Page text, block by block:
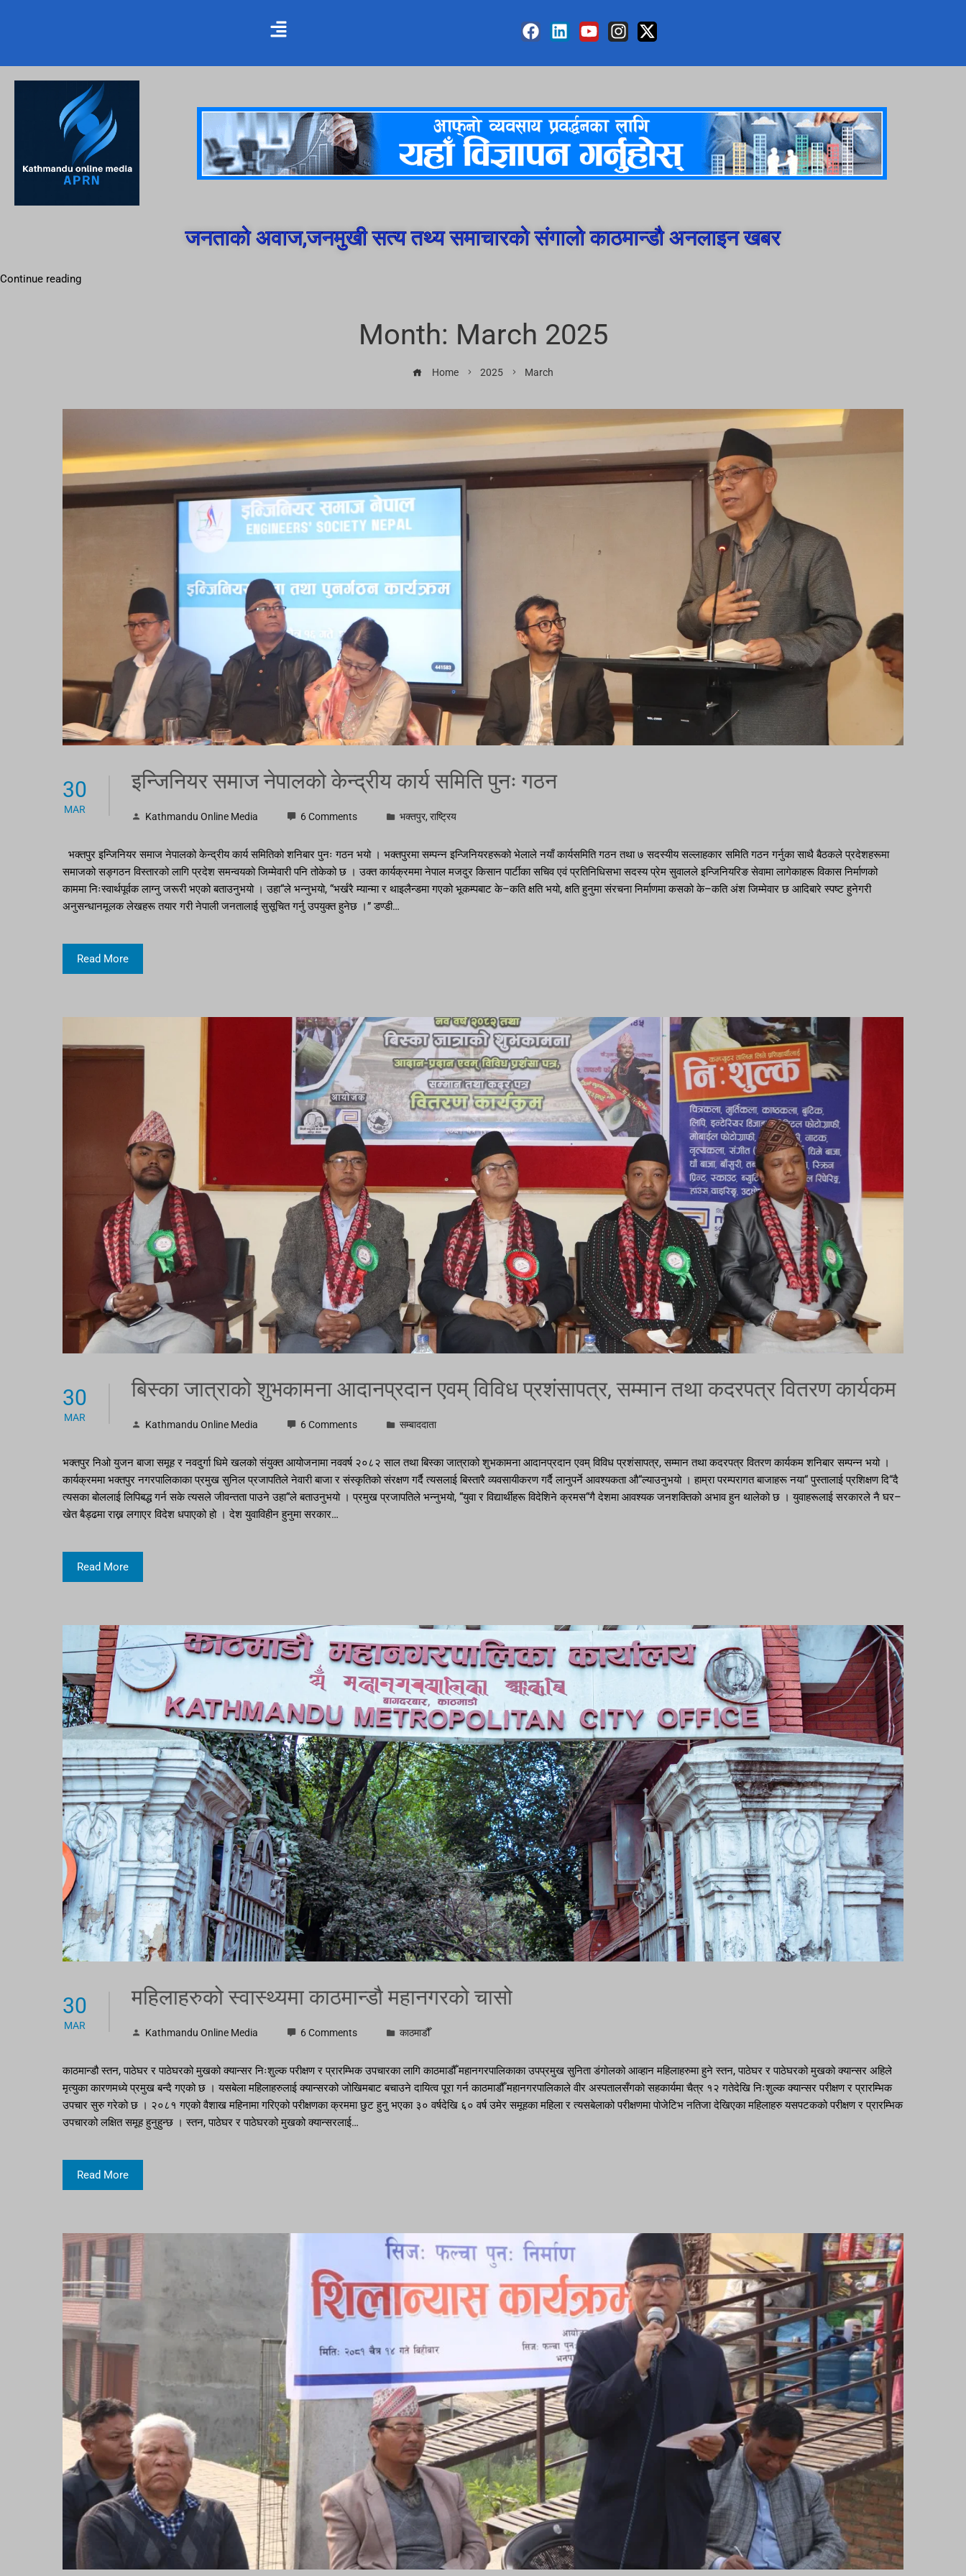
जनताको अवाज,जनमुखी सत्य तथ्य समाचारको संगालो काठमान्डौ अनलाइन खबर
Continue reading
Month: March 2025
Home 2025 March
30
MAR
इन्जिनियर समाज नेपालको केन्द्रीय कार्य समिति पुनः गठन
Kathmandu Online Media 6 Comments भक्तपुर, राष्ट्रिय
भक्तपुर इन्जिनियर समाज नेपालको केन्द्रीय कार्य समितिको शनिबार पुनः गठन भयो । भक्तपुरमा सम्पन्न इन्जिनियरहरूको भेलाले नयाँ कार्यसमिति गठन तथा ७ सदस्यीय सल्लाहकार समिति गठन गर्नुका साथै बैठकले प्रदेशहरूमा
समाजको सङ्गठन विस्तारको लागि प्रदेश समन्वयको जिम्मेवारी पनि तोकेको छ । उक्त कार्यक्रममा नेपाल मजदुर किसान पार्टीका सचिव एवं प्रतिनिधिसभा सदस्य प्रेम सुवालले इन्जिनियरिङ सेवामा लागेकाहरू विकास निर्माणको
काममा निःस्वार्थपूर्वक लाग्नु जरूरी भएको बताउनुभयो । उहा“ले भन्नुभयो, “भर्खरै म्यान्मा र थाइलैन्डमा गएको भूकम्पबाट के–कति क्षति भयो, क्षति हुनुमा संरचना निर्माणमा कसको के–कति अंश जिम्मेवार छ आदिबारे स्पष्ट हुनेगरी
अनुसन्धानमूलक लेखहरू तयार गरी नेपाली जनतालाई सुसूचित गर्नु उपयुक्त हुनेछ ।” डण्डी…
Read More
30
MAR
बिस्का जात्राको शुभकामना आदानप्रदान एवम् विविध प्रशंसापत्र, सम्मान तथा कदरपत्र वितरण कार्यकम
Kathmandu Online Media 6 Comments सम्बाददाता
भक्तपुर निओ युजन बाजा समूह र नवदुर्गा धिमे खलको संयुक्त आयोजनामा नववर्ष २०८२ साल तथा बिस्का जात्राको शुभकामना आदानप्रदान एवम् विविध प्रशंसापत्र, सम्मान तथा कदरपत्र वितरण कार्यकम शनिबार सम्पन्न भयो ।
कार्यक्रममा भक्तपुर नगरपालिकाका प्रमुख सुनिल प्रजापतिले नेवारी बाजा र संस्कृतिको संरक्षण गर्दै त्यसलाई बिस्तारै व्यवसायीकरण गर्दै लानुपर्ने आवश्यकता औ“ल्याउनुभयो । हाम्रा परम्परागत बाजाहरू नया“ पुस्तालाई प्रशिक्षण दि“दै
त्यसका बोललाई लिपिबद्ध गर्न सके त्यसले जीवन्तता पाउने उहा“ले बताउनुभयो । प्रमुख प्रजापतिले भन्नुभयो, “युवा र विद्यार्थीहरू विदेशिने क्रमस“गै देशमा आवश्यक जनशक्तिको अभाव हुन थालेको छ । युवाहरूलाई सरकारले नै घर–
खेत बैड्ढमा राख्न लगाएर विदेश धपाएको हो । देश युवाविहीन हुनुमा सरकार…
Read More
30
MAR
महिलाहरुको स्वास्थ्यमा काठमान्डौ महानगरको चासो
Kathmandu Online Media 6 Comments काठमाडौँ
काठमान्डौ स्तन, पाठेघर र पाठेघरको मुखको क्यान्सर निःशुल्क परीक्षण र प्रारम्भिक उपचारका लागि काठमाडौँ महानगरपालिकाका उपप्रमुख सुनिता डंगोलको आव्हान महिलाहरुमा हुने स्तन, पाठेघर र पाठेघरको मुखको क्यान्सर अहिले
मृत्युका कारणमध्ये प्रमुख बन्दै गएको छ । यसबेला महिलाहरुलाई क्यान्सरको जोखिमबाट बचाउने दायित्व पूरा गर्न काठमाडौँ महानगरपालिकाले वीर अस्पतालसँगको सहकार्यमा चैत्र १२ गतेदेखि निःशुल्क क्यान्सर परीक्षण र प्रारम्भिक
उपचार सुरु गरेको छ । २०८१ गएको वैशाख महिनामा गरिएको परीक्षणका क्रममा छुट हुनु भएका ३० वर्षदेखि ६० वर्ष उमेर समूहका महिला र त्यसबेलाको परीक्षणमा पोजेटिभ नतिजा देखिएका महिलाहरु यसपटकको परीक्षण र प्रारम्भिक
उपचारको लक्षित समूह हुनुहुन्छ । स्तन, पाठेघर र पाठेघरको मुखको क्यान्सरलाई…
Read More